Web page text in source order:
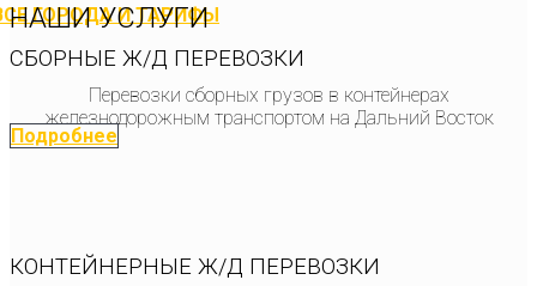
ГОРОДА И ТАРИФЫ
НАШИ УСЛУГИ
СБОРНЫЕ Ж/Д ПЕРЕВОЗКИ
Перевозки сборных грузов в контейнерах
железнодорожным транспортом на Дальний Восток
Подробнее
КОНТЕЙНЕРНЫЕ Ж/Д ПЕРЕВОЗКИ